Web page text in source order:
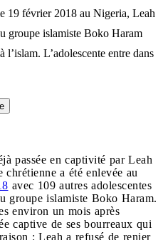
19 février 2018 au Nigeria, Leah
groupe islamiste Boko Haram
l’islam. L’adolescente entre dans
passée en captivité par Leah
a été enlevée au
avec 109 autres adolescentes
groupe islamiste Boko Haram.
environ un mois après
captive de ses bourreaux qui
: Leah a refusé de renier